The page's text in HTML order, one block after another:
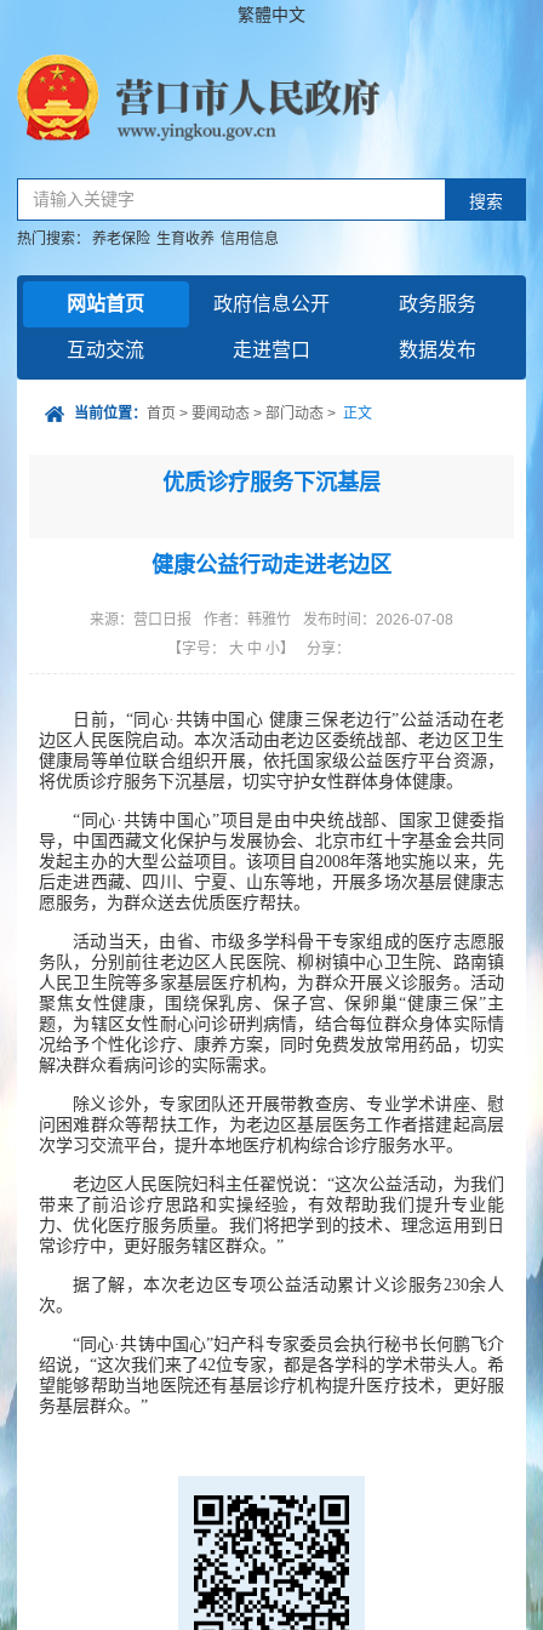
繁體中文
请输入关键字 搜索
热门搜索： 养老保险 生育收养 信用信息
网站首页 政府信息公开 政务服务
互动交流 走进营口 数据发布
当前位置： 首页 > 要闻动态 > 部门动态 > 正文
优质诊疗服务下沉基层
健康公益行动走进老边区
来源： 营口日报 作者： 韩雅竹
发布时间：2026-07-08
【字号： 大 中 小】 分享：
日前，“同心·共铸中国心 健康三保老边行”公益活动在老
边区人民医院启动。本次活动由老边区委统战部、老边区卫生
健康局等单位联合组织开展，依托国家级公益医疗平台资源，
将优质诊疗服务下沉基层，切实守护女性群体身体健康。
“同心·共铸中国心”项目是由中央统战部、国家卫健委指
导，中国西藏文化保护与发展协会、北京市红十字基金会共同
发起主办的大型公益项目。该项目自2008年落地实施以来，先
后走进西藏、四川、宁夏、山东等地，开展多场次基层健康志
愿服务，为群众送去优质医疗帮扶。
活动当天，由省、市级多学科骨干专家组成的医疗志愿服
务队，分别前往老边区人民医院、柳树镇中心卫生院、路南镇
人民卫生院等多家基层医疗机构，为群众开展义诊服务。活动
聚焦女性健康，围绕保乳房、保子宫、保卵巢“健康三保”主
题，为辖区女性耐心问诊研判病情，结合每位群众身体实际情
况给予个性化诊疗、康养方案，同时免费发放常用药品，切实
解决群众看病问诊的实际需求。
除义诊外，专家团队还开展带教查房、专业学术讲座、慰
问困难群众等帮扶工作，为老边区基层医务工作者搭建起高层
次学习交流平台，提升本地医疗机构综合诊疗服务水平。
老边区人民医院妇科主任翟悦说：“这次公益活动，为我们
带来了前沿诊疗思路和实操经验，有效帮助我们提升专业能
力、优化医疗服务质量。我们将把学到的技术、理念运用到日
常诊疗中，更好服务辖区群众。”
据了解，本次老边区专项公益活动累计义诊服务230余人
次。
“同心·共铸中国心”妇产科专家委员会执行秘书长何鹏飞介
绍说，“这次我们来了42位专家，都是各学科的学术带头人。希
望能够帮助当地医院还有基层诊疗机构提升医疗技术，更好服
务基层群众。”